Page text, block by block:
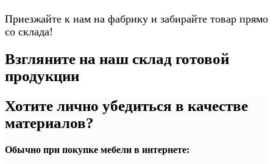
Приезжайте к нам на фабрику и забирайте товар прямо
со склада!
Взгляните на наш склад готовой
продукции
Хотите лично убедиться в качестве
материалов?
Обычно при покупке мебели в интернете: